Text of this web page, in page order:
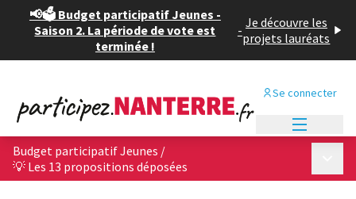
📢🗳️ Budget participatif Jeunes -
Saison 2. La période de vote est
terminée !
- Je découvre les
projets lauréats
Se connecter
Budget participatif Jeunes /
💡 Les 13 propositions déposées